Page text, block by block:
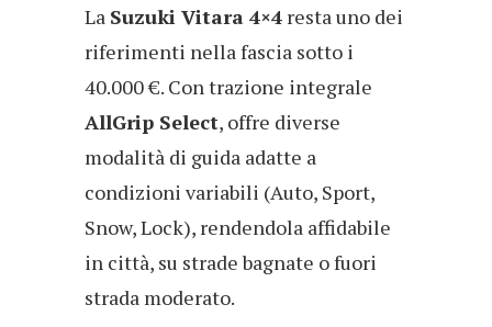
La Suzuki Vitara 4×4 resta uno dei
riferimenti nella fascia sotto i
40.000 €. Con trazione integrale
AllGrip Select, offre diverse
modalità di guida adatte a
condizioni variabili (Auto, Sport,
Snow, Lock), rendendola affidabile
in città, su strade bagnate o fuori
strada moderato.